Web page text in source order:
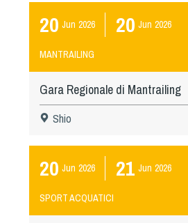
20 Jun 2026 20 Jun 2026
MANTRAILING
Gara Regionale di Mantrailing
Shio
20 Jun 2026 21 Jun 2026
SPORT ACQUATICI